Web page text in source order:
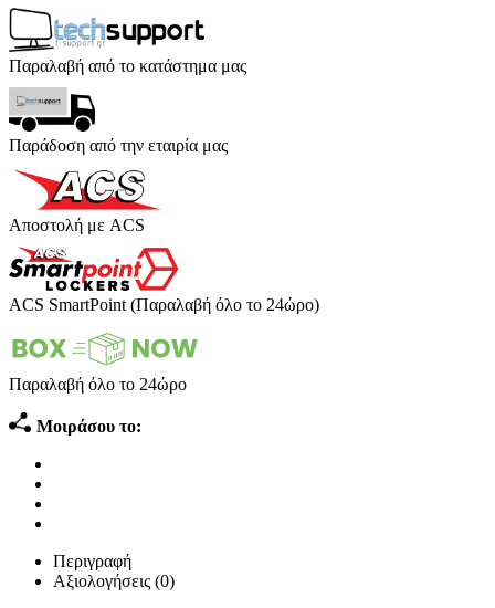
Παραλαβή από το κατάστημα μας
Παράδοση από την εταιρία μας
Αποστολή με ACS
ACS SmartPoint (Παραλαβή όλο το 24ώρο)
Παραλαβή όλο το 24ώρο
Μοιράσου το:
Περιγραφή
Αξιολογήσεις (0)